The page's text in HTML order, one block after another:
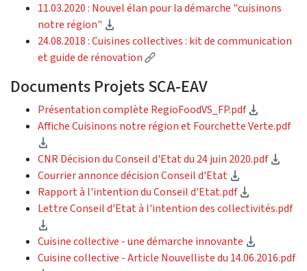
11.03.2020 : Nouvel élan pour la démarche "cuisinons
notre région"
24.08.2018 : Cuisines collectives : kit de communication
et guide de rénovation
(Lien externe)
Documents Projets SCA-EAV
Présentation complète RegioFoodVS_FP.pdf
Affiche Cuisinons notre région et Fourchette Verte.pdf
CNR Décision du Conseil d'Etat du 24 juin 2020.pdf
Courrier annonce décision Conseil d'Etat
Rapport à l'intention du Conseil d'Etat.pdf
Lettre Conseil d'Etat à l'intention des collectivités.pdf
Cuisine collective - une démarche innovante
Cuisine collective - Article Nouvelliste du 14.06.2016.pdf